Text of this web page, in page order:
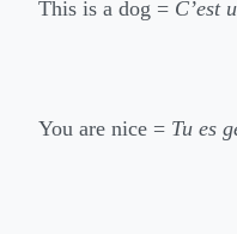
This is a dog = C’est
You are nice = Tu es